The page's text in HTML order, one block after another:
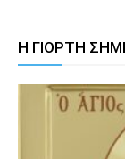
Η ΓΙΟΡΤΗ